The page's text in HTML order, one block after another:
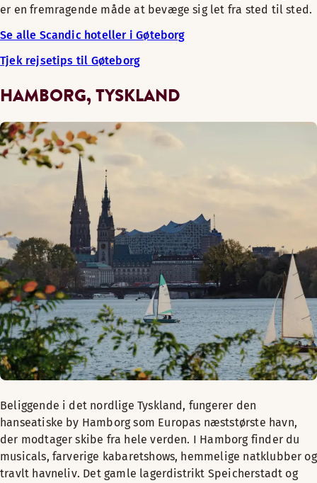
er en fremragende måde at bevæge sig let fra sted til sted.
Se alle Scandic hoteller i Gøteborg
Tjek rejsetips til Gøteborg
HAMBORG, TYSKLAND
Beliggende i det nordlige Tyskland, fungerer den
hanseatiske by Hamborg som Europas næststørste havn,
der modtager skibe fra hele verden. I Hamborg finder du
musicals, farverige kabaretshows, hemmelige natklubber og
travlt havneliv. Det gamle lagerdistrikt Speicherstadt og